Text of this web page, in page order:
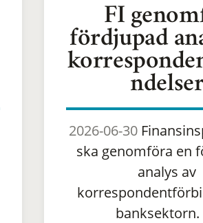
FI
fördjupad
2026-06-30
ska genomföra en
analys av
banksektorn.